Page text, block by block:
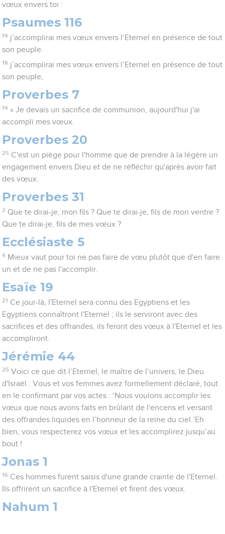
vœux envers toi :
Psaumes 116
14 j’accomplirai mes vœux envers l’Eternel en présence de tout
son peuple.
18 j’accomplirai mes vœux envers l’Eternel en présence de tout
son peuple,
Proverbes 7
14 « Je devais un sacrifice de communion, aujourd'hui j'ai
accompli mes vœux.
Proverbes 20
25 C'est un piège pour l'homme que de prendre à la légère un
engagement envers Dieu et de ne réfléchir qu'après avoir fait
des vœux.
Proverbes 31
2 Que te dirai-je, mon fils ? Que te dirai-je, fils de mon ventre ?
Que te dirai-je, fils de mes vœux ?
Ecclésiaste 5
4 Mieux vaut pour toi ne pas faire de vœu plutôt que d'en faire
un et de ne pas l'accomplir.
Esaïe 19
21 Ce jour-là, l'Eternel sera connu des Egyptiens et les
Egyptiens connaîtront l'Eternel ; ils le serviront avec des
sacrifices et des offrandes, ils feront des vœux à l'Eternel et les
accompliront.
Jérémie 44
25 Voici ce que dit l’Eternel, le maître de l’univers, le Dieu
d'Israël : Vous et vos femmes avez formellement déclaré, tout
en le confirmant par vos actes : ‘Nous voulons accomplir les
vœux que nous avons faits en brûlant de l'encens et versant
des offrandes liquides en l’honneur de la reine du ciel.’Eh
bien, vous respecterez vos vœux et les accomplirez jusqu’au
bout !
Jonas 1
16 Ces hommes furent saisis d'une grande crainte de l'Eternel.
Ils offrirent un sacrifice à l'Eternel et firent des vœux.
Nahum 1